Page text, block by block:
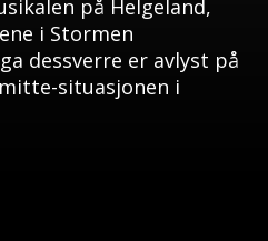
på Helgeland,
i Stormen
dessverre er avlyst på
situasjonen i